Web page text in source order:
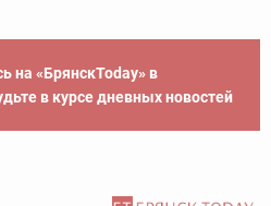
на «БрянскToday» в
в курсе дневных новостей